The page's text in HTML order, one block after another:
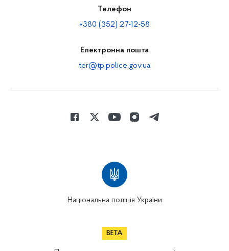
Телефон
+380 (352) 27-12-58
Електронна пошта
ter@tp.police.gov.ua
Національна поліція України